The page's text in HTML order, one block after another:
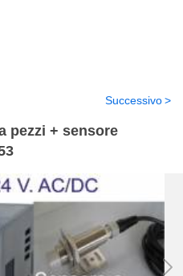
pezzi + sensore
Successivo